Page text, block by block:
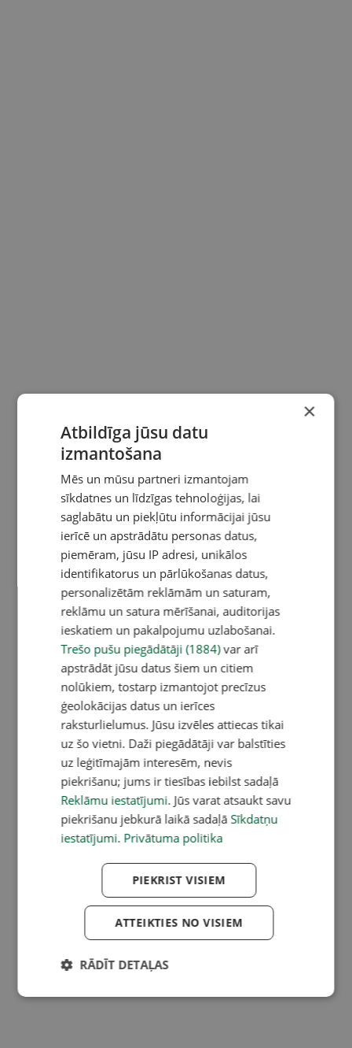
×
Atbildīga jūsu datu
izmantošana
Mēs un mūsu partneri izmantojam
sīkdatnes un līdzīgas tehnoloģijas, lai
saglabātu un piekļūtu informācijai jūsu
ierīcē un apstrādātu personas datus,
piemēram, jūsu IP adresi, unikālos
identifikatorus un pārlūkošanas datus,
personalizētām reklāmām un saturam,
reklāmu un satura mērīšanai, auditorijas
ieskatiem un pakalpojumu uzlabošanai.
Trešo pušu piegādātāji (1884)var arī
apstrādāt jūsu datus šiem un citiem
nolūkiem, tostarp izmantojot precīzus
ģeolokācijas datus un ierīces
raksturlielumus. Jūsu izvēles attiecas tikai
uz šo vietni. Daži piegādātāji var balstīties
uz leģitīmajām interesēm, nevis
piekrišanu; jums ir tiesības iebilst sadaļā
Reklāmu iestatījumi. Jūs varat atsaukt savu
piekrišanu jebkurā laikā sadaļā Sīkdatņu
iestatījumi. Privātuma politika
PIEKRIST VISIEM
ATTEIKTIES NO VISIEM
RĀDĪT DETAĻAS